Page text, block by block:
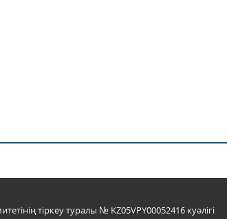
тіркеу туралы № KZ05VPY00052416 куәлігі